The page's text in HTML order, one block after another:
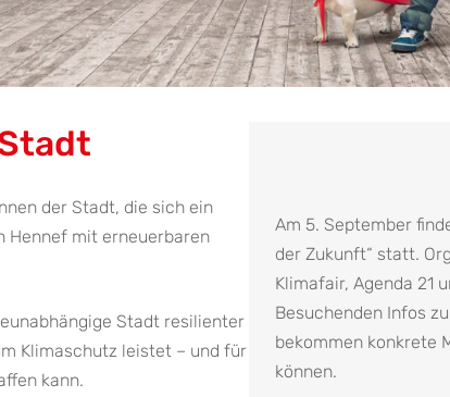
der Stadt, die sich ein
Hennef mit erneuerbaren
Stadt resilienter
Klimaschutz leistet – und für
kann.
Am 5. September
der Zukunft“ statt.
Klimafair, Agenda 21
Besuchenden Infos
bekommen konkrete
können.